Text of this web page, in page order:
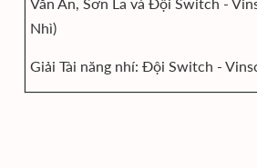
Nhì)
Giải Tài năng nhí: Đội Switch -